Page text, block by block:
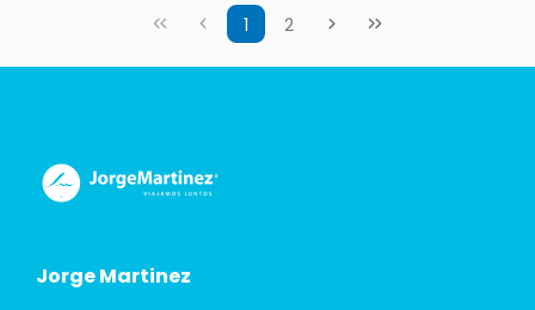
1 2
Jorge Martinez